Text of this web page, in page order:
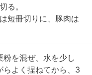
る。
短冊切りに、豚肉は
粉を混ぜ、水を少し
らよく捏ねてから、3